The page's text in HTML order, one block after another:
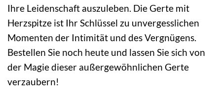
Ihre Leidenschaft auszuleben. Die Gerte mit
Herzspitze ist Ihr Schlüssel zu unvergesslichen
Momenten der Intimität und des Vergnügens.
Bestellen Sie noch heute und lassen Sie sich von
der Magie dieser außergewöhnlichen Gerte
verzaubern!